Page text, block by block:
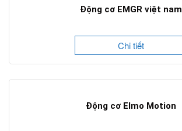
Động cơ EMGR việt nam
Chi tiết
Động cơ Elmo Motion